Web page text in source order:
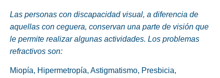
Las personas con discapacidad visual, a diferencia de
aquellas con ceguera, conservan una parte de visión que
le permite realizar algunas actividades. Los problemas
refractivos son:
Miopía, Hipermetropía, Astigmatismo, Presbicia,